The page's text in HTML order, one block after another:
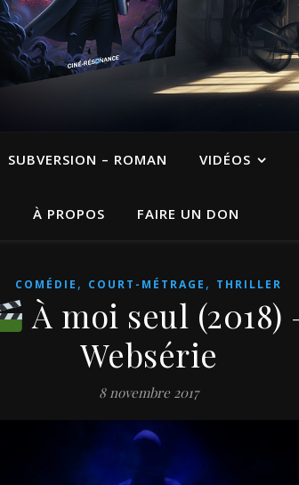
SUBVERSION – ROMAN VIDÉOS
À PROPOS FAIRE UN DON
COMÉDIE , COURT-MÉTRAGE , THRILLER
À moi seul (2018)
Websérie
8 novembre 2017